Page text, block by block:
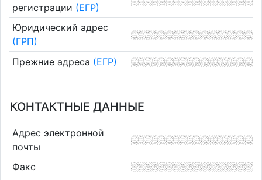
регистрации (ЕГР)
Юридический адрес
(ГРП)
Прежние адреса (ЕГР)
КОНТАКТНЫЕ ДАННЫЕ
Адрес электронной
почты
Факс